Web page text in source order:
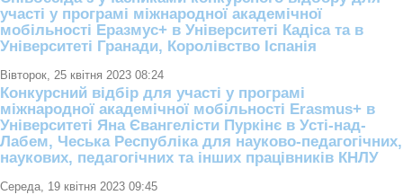
участі у програмі міжнародної академічної
мобільності Еразмус+ в Університеті Кадіса та в
Університеті Гранади, Королівство Іспанія
Вівторок, 25 квітня 2023 08:24
Конкурсний відбір для участі у програмі
міжнародної академічної мобільності Erasmus+ в
Університеті Яна Євангелісти Пуркінє в Усті-над-
Лабем, Чеська Республіка для науково-педагогічних,
наукових, педагогічних та інших працівників КНЛУ
Середа, 19 квітня 2023 09:45